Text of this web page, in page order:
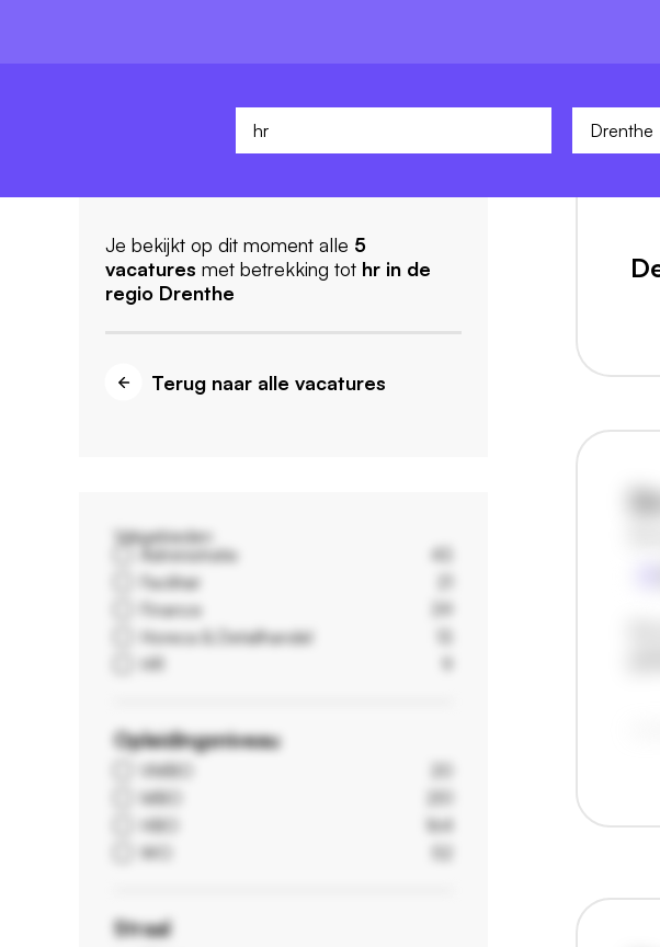
Je bekijkt op dit moment alle 5
vacatures met betrekking tot hr in de
regio Drenthe
Terug naar alle vacatures
Vakgebieden
Administratie
43
Facilitair
Finance
39
Horeca & Detailhandel
HR
Opleidingsniveau
VMBO
MBO
HBO
164
WO
Straal